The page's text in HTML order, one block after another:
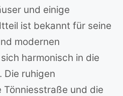
und einige
ist bekannt für seine
modernen
harmonisch in die
Die ruhigen
und die